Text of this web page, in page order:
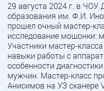
29 августа 2024 г. в
образования им. Ф.И.
прошел очный мастер-
исследование мошонки:
Участники мастер-
навыки работы с
особенности
мужчин. Мастер-класс
Анисимов на УЗ сканере